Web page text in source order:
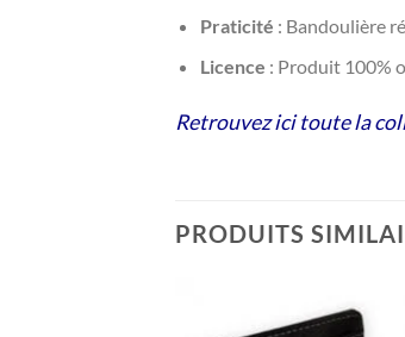
Praticité : Bandoulière
Licence : Produit 100%
Retrouvez ici toute la
PRODUITS